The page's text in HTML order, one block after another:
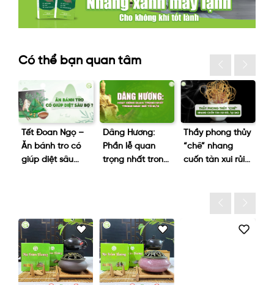
Có thể bạn quan tâm
Tết Đoan Ngọ –
Ăn bánh tro có
giúp diệt sâu
Dâng Hương:
Phần lễ quan
trọng nhất trong
Thầy phong thủy
“chê” nhang
cuốn tàn xui rủi,